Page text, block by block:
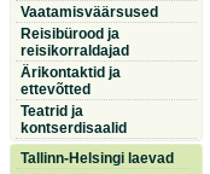
Vaatamisväärsused
Reisibürood ja
reisikorraldajad
Ärikontaktid ja
ettevõtted
Teatrid ja
kontserdisaalid
Tallinn-Helsingi laevad